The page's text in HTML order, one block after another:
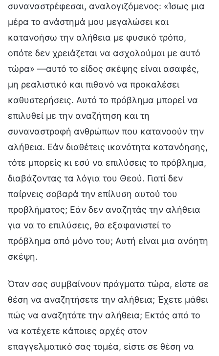
συναναστρέφεσαι, αναλογιζόμενος: «Ίσως μια
μέρα το ανάστημά μου μεγαλώσει και
κατανοήσω την αλήθεια με φυσικό τρόπο,
οπότε δεν χρειάζεται να ασχολούμαι με αυτό
τώρα» —αυτό το είδος σκέψης είναι ασαφές,
μη ρεαλιστικό και πιθανό να προκαλέσει
καθυστερήσεις. Αυτό το πρόβλημα μπορεί να
επιλυθεί με την αναζήτηση και τη
συναναστροφή ανθρώπων που κατανοούν την
αλήθεια. Εάν διαθέτεις ικανότητα κατανόησης,
τότε μπορείς κι εσύ να επιλύσεις το πρόβλημα,
διαβάζοντας τα λόγια του Θεού. Γιατί δεν
παίρνεις σοβαρά την επίλυση αυτού του
προβλήματος; Εάν δεν αναζητάς την αλήθεια
για να το επιλύσεις, θα εξαφανιστεί το
πρόβλημα από μόνο του; Αυτή είναι μια ανόητη
σκέψη.
Όταν σας συμβαίνουν πράγματα τώρα, είστε σε
θέση να αναζητήσετε την αλήθεια; Έχετε μάθει
πώς να αναζητάτε την αλήθεια; Εκτός από το
να κατέχετε κάποιες αρχές στον
επαγγελματικό σας τομέα, είστε σε θέση να